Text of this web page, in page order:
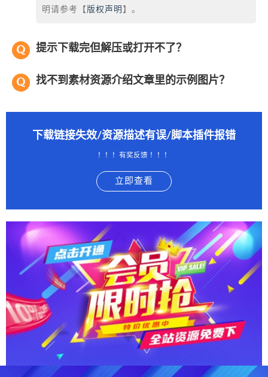
明请参考【 版权声明 】。
提示下载完但解压或打开不了？
找不到素材资源介绍文章里的示例图片？
下载链接失效/资源描述有误/脚本插件报错
！！！有奖反馈 ！！！
立即查看